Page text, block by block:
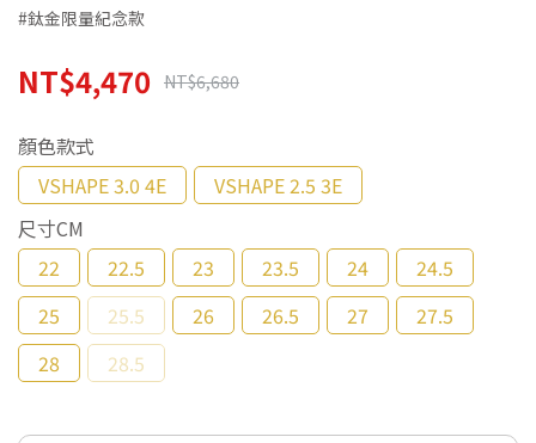
#鈦金限量紀念款
NT$4,470 NT$6,680
顏色款式
VSHAPE 3.0 4E
VSHAPE 2.5 3E
尺寸CM
22
22.5 23 23.5 24
24.5
25
25.5 26 26.5 27
27.5
28
28.5